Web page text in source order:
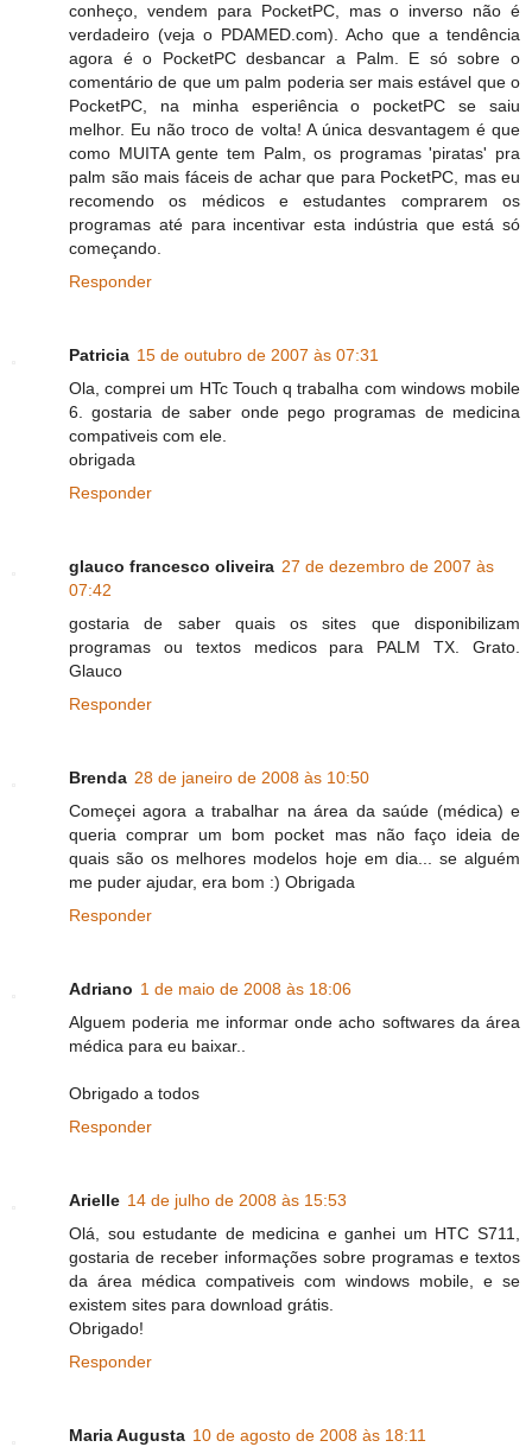
conheço, vendem para PocketPC, mas o inverso não é
verdadeiro (veja o PDAMED.com). Acho que a tendência
agora é o PocketPC desbancar a Palm. E só sobre o
comentário de que um palm poderia ser mais estável que o
PocketPC, na minha esperiência o pocketPC se saiu
melhor. Eu não troco de volta! A única desvantagem é que
como MUITA gente tem Palm, os programas 'piratas' pra
palm são mais fáceis de achar que para PocketPC, mas eu
recomendo os médicos e estudantes comprarem os
programas até para incentivar esta indústria que está só
começando.
Responder
Patricia 15 de outubro de 2007 às 07:31
Ola, comprei um HTc Touch q trabalha com windows mobile
6. gostaria de saber onde pego programas de medicina
compativeis com ele.
obrigada
Responder
glauco francesco oliveira 27 de dezembro de 2007 às
07:42
gostaria de saber quais os sites que disponibilizam
programas ou textos medicos para PALM TX. Grato.
Glauco
Responder
Brenda 28 de janeiro de 2008 às 10:50
Começei agora a trabalhar na área da saúde (médica) e
queria comprar um bom pocket mas não faço ideia de
quais são os melhores modelos hoje em dia... se alguém
me puder ajudar, era bom :) Obrigada
Responder
Adriano 1 de maio de 2008 às 18:06
Alguem poderia me informar onde acho softwares da área
médica para eu baixar..
Obrigado a todos
Responder
Arielle 14 de julho de 2008 às 15:53
Olá, sou estudante de medicina e ganhei um HTC S711,
gostaria de receber informações sobre programas e textos
da área médica compativeis com windows mobile, e se
existem sites para download grátis.
Obrigado!
Responder
Maria Augusta 10 de agosto de 2008 às 18:11